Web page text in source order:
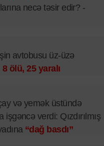
necə təsir edir? -
avtobusu üz-üzə
8 ölü, 25 yaralı
və yemək üstündə
işgəncə verdi: Qızdırılmış
“dağ basdı”